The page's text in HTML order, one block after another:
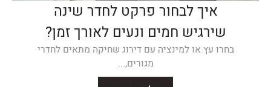
איך לבחור פרקט לחדר שינה
שירגיש חמים ונעים לאורך זמן?
בחרו עץ או למינציה עם דירוג שחיקה מתאים לחדרי
מגורים,...